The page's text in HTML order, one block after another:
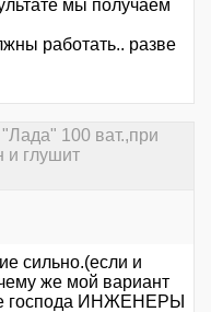
мы получаем
работать.. разве
100 ват.,при
и глушит
сильно.(если и
же мой вариант
господа ИНЖЕНЕРЫ